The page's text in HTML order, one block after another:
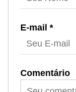
E-mail *
Comentário
r
s
s